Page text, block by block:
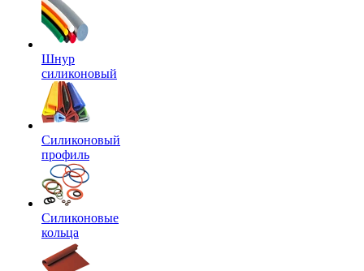
Шнур
силиконовый
Силиконовый
профиль
Силиконовые
кольца